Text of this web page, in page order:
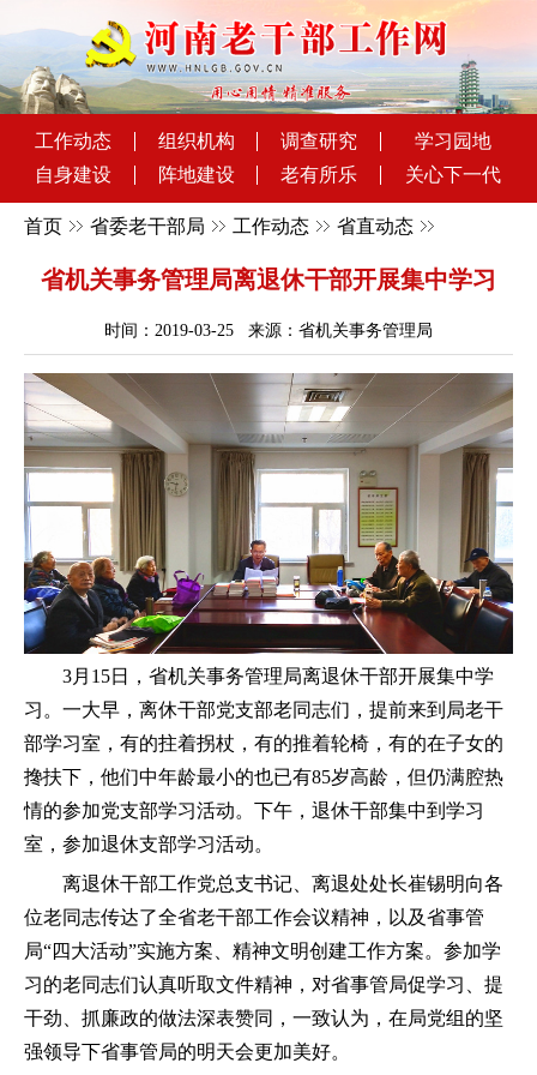
工作动态 组织机构 调查研究
学习园地
自身建设
阵地建设 老有所乐 关心下一代
首页 省委老干部局 工作动态 省直动态
省机关事务管理局离退休干部开展集中学习
时间：2019-03-25 来源：省机关事务管理局
3月15日，省机关事务管理局离退休干部开展集中学
习。一大早，离休干部党支部老同志们，提前来到局老干
部学习室，有的拄着拐杖，有的推着轮椅，有的在子女的
搀扶下，他们中年龄最小的也已有85岁高龄，但仍满腔热
情的参加党支部学习活动。下午，退休干部集中到学习
室，参加退休支部学习活动。
离退休干部工作党总支书记、离退处处长崔锡明向各
位老同志传达了全省老干部工作会议精神，以及省事管
局“四大活动”实施方案、精神文明创建工作方案。参加学
习的老同志们认真听取文件精神，对省事管局促学习、提
干劲、抓廉政的做法深表赞同，一致认为，在局党组的坚
强领导下省事管局的明天会更加美好。